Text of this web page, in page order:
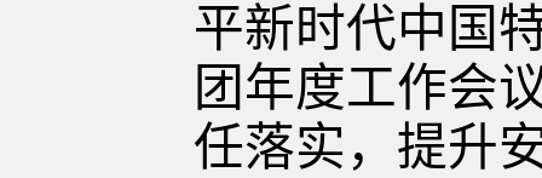
平新时代中国
团年度工作会
任落实 ，提升